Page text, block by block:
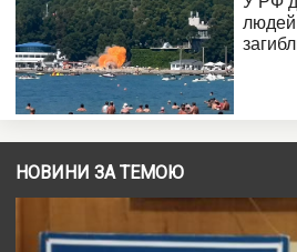
НОВИНИ ЗА ТЕМОЮ